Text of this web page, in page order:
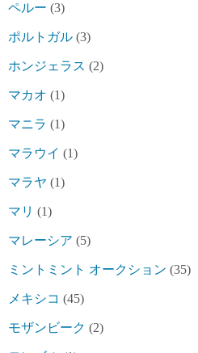
ペルー (3)
ポルトガル (3)
ホンジェラス (2)
マカオ (1)
マニラ (1)
マラウイ (1)
マラヤ (1)
マリ (1)
マレーシア (5)
ミントミント オークション (35)
メキシコ (45)
モザンビーク (2)